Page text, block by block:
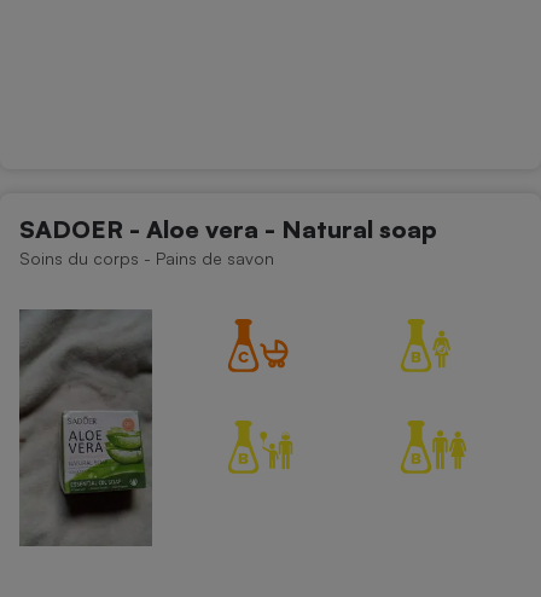
SADOER - Aloe vera - Natural soap
Soins du corps - Pains de savon